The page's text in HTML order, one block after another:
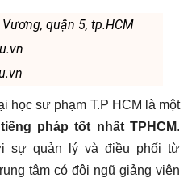
quận 5, tp.HCM
học sư phạm T.P HCM là một
pháp tốt nhất TPHCM.
sự quản lý và điều phối từ
tâm có đội ngũ giảng viên